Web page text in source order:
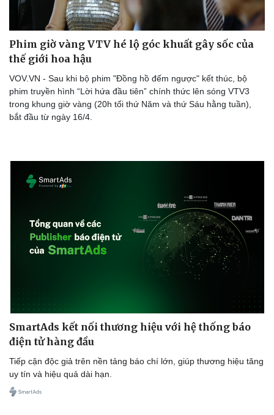
Phim giờ vàng VTV hé lộ góc khuất gây sốc của
thế giới hoa hậu
VOV.VN - Sau khi bộ phim "Đồng hồ đếm ngược" kết thúc, bộ
phim truyền hình “Lời hứa đầu tiên” chính thức lên sóng VTV3
trong khung giờ vàng (20h tối thứ Năm và thứ Sáu hằng tuần),
bắt đầu từ ngày 16/4.
SmartAds kết nối thương hiệu với hệ thống báo
điện tử hàng đầu
Tiếp cận độc giả trên nền tảng báo chí lớn, giúp thương hiệu tăng
uy tín và hiệu quả dài hạn.